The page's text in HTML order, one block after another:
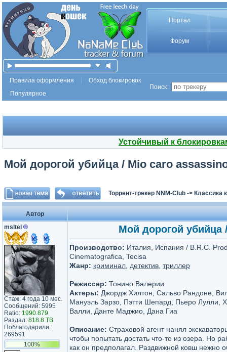
Портал
Форум
Правила оформления
Обход блокировок
Популярное
Поиск :
Устойчивый к
Мой дорогой убийца / Mio caro
Торрент-трекер NNM-Club -> Классика
Автор
msltel ®
Стаж: 4 года 10 мес.
Сообщений: 5995
Ratio: 1990.879
Раздал: 818.8 TB
Поблагодарили:
269591
100%
Мой дорогой убийца
Производство: Италия, Испания / B.R.C.
Cinematografica, Tecisa
Жанр: криминал детектив триллер
Режиссер: Тонино Валерии
Актеры: Джордж Хилтон, Сальво Рандоне,
Мануэль Зарзо, Пэтти Шепард, Пьеро Лулли,
Валли, Данте Маджио, Дана Гиа
Описание: Страховой агент нанял
чтобы попытать достать что-то из озера. Но
как он предполагал. Раздвижной ковш нежно